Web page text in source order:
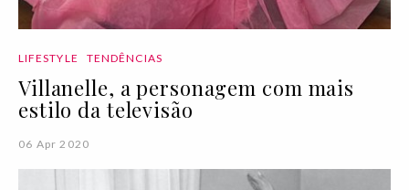
LIFESTYLE TENDÊNCIAS
Villanelle, a personagem com mais
estilo da televisão
06 Apr 2020